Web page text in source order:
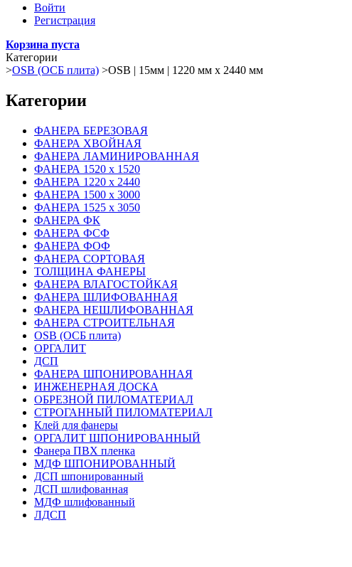
Войти
Регистрация
Корзина пуста
Категории
>OSB (ОСБ плита) >OSB | 15мм | 1220 мм х 2440 мм
Категории
ФАНЕРА БЕРЕЗОВАЯ
ФАНЕРА ХВОЙНАЯ
ФАНЕРА ЛАМИНИРОВАННАЯ
ФАНЕРА 1520 х 1520
ФАНЕРА 1220 х 2440
ФАНЕРА 1500 х 3000
ФАНЕРА 1525 х 3050
ФАНЕРА ФК
ФАНЕРА ФСФ
ФАНЕРА ФОФ
ФАНЕРА СОРТОВАЯ
ТОЛЩИНА ФАНЕРЫ
ФАНЕРА ВЛАГОСТОЙКАЯ
ФАНЕРА ШЛИФОВАННАЯ
ФАНЕРА НЕШЛИФОВАННАЯ
ФАНЕРА СТРОИТЕЛЬНАЯ
OSB (ОСБ плита)
ОРГАЛИТ
ДСП
ФАНЕРА ШПОНИРОВАННАЯ
ИНЖЕНЕРНАЯ ДОСКА
ОБРЕЗНОЙ ПИЛОМАТЕРИАЛ
СТРОГАННЫЙ ПИЛОМАТЕРИАЛ
Клей для фанеры
ОРГАЛИТ ШПОНИРОВАННЫЙ
Фанера ПВХ пленка
МДФ ШПОНИРОВАННЫЙ
ДСП шпонированный
ДСП шлифованная
МДФ шлифованный
ЛДСП